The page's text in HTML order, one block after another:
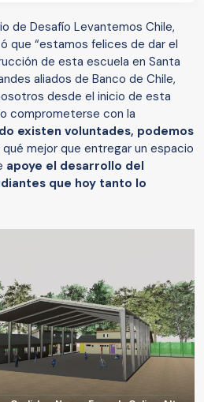
de Desafío Levantemos Chile,
que “estamos felices de dar el
de esta escuela en Santa
aliados de Banco de Chile,
desde el inicio de esta
comprometerse con la
existen voluntades, podemos
qué mejor que entregar un espacio
apoye el desarrollo del
que hoy tanto lo